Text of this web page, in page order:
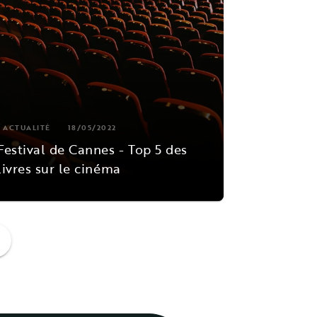
ACTUALITÉ 18/05/2022
de Cannes - Top 5 des
sur le cinéma